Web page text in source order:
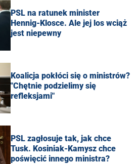
PSL na ratunek minister
Hennig-Klosce. Ale jej los wciąż
jest niepewny
Koalicja pokłóci się o ministrów?
"Chętnie podzielimy się
refleksjami"
PSL zagłosuje tak, jak chce
Tusk. Kosiniak-Kamysz chce
poświęcić innego ministra?